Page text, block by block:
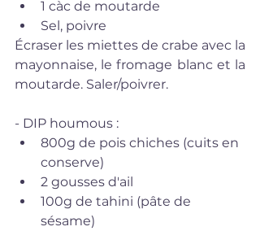
1 càc de moutarde
Sel, poivre
Écraser les miettes de crabe avec la
mayonnaise, le fromage blanc et la
moutarde. Saler/poivrer.
- DIP houmous :
800g de pois chiches (cuits en
conserve)
2 gousses d'ail
100g de tahini (pâte de
sésame)